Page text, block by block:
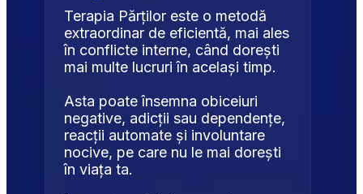
Terapia Părților este o metodă
extraordinar de eficientă, mai ales
în conflicte interne, când dorești
mai multe lucruri în același timp.
Asta poate însemna obiceiuri
negative, adicții sau dependențe,
reacții automate și involuntare
nocive, pe care nu le mai dorești
în viața ta.